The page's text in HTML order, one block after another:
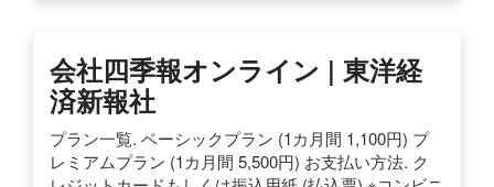
会社四季報オンライン | 東洋経
済新報社
プラン一覧. ベーシックプラン (1カ月間 1,100円) プ
レミアムプラン (1カ月間 5,500円) お支払い方法. ク